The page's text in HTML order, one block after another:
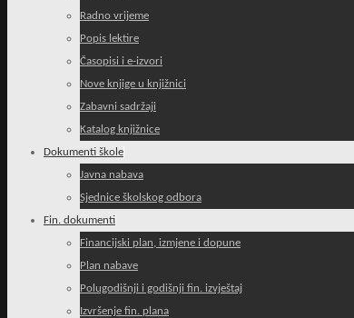
Radno vrijeme
Popis lektire
Časopisi i e-izvori
Nove knjige u knjižnici
Zabavni sadržaji
Katalog knjižnice
Dokumenti škole
Javna nabava
Sjednice školskog odbora
Fin. dokumenti
Financijski plan, izmjene i dopune
Plan nabave
Polugodišnji i godišnji fin. izvještaj
Izvršenje fin. plana